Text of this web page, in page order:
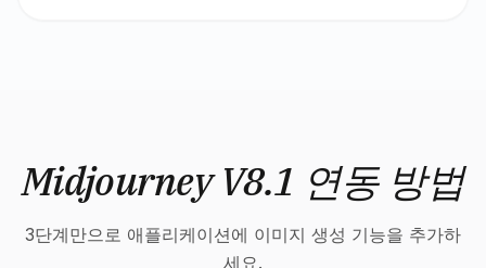
Midjourney V8.1 연동 방법
3단계만으로 애플리케이션에 이미지 생성 기능을 추가하
세요.